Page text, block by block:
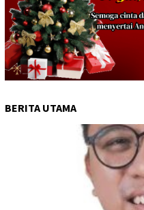
BERITA UTAMA